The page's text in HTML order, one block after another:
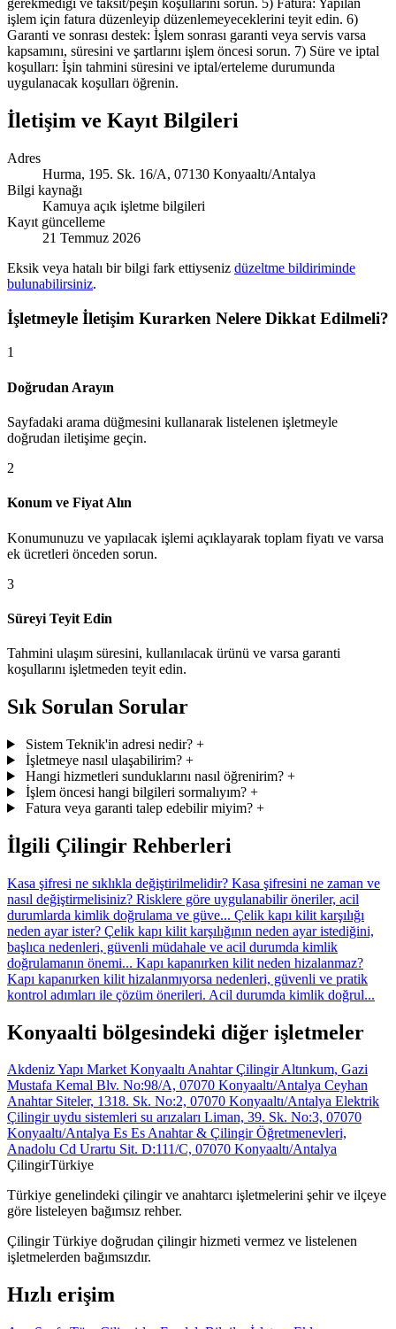
gerekmediği ve taksit/peşin koşullarını sorun. 5) Fatura: Yapılan
işlem için fatura düzenleyip düzenlemeyeceklerini teyit edin. 6)
Garanti ve sonrası destek: İşlem sonrası garanti veya servis varsa
kapsamını, süresini ve şartlarını işlem öncesi sorun. 7) Süre ve iptal
koşulları: İşin tahmini süresini ve iptal/erteleme durumunda
uygulanacak koşulları öğrenin.
İletişim ve Kayıt Bilgileri
Adres
Hurma, 195. Sk. 16/A, 07130 Konyaaltı/Antalya
Bilgi kaynağı
Kamuya açık işletme bilgileri
Kayıt güncelleme
21 Temmuz 2026
Eksik veya hatalı bir bilgi fark ettiyseniz düzeltme bildiriminde
bulunabilirsiniz.
İşletmeyle İletişim Kurarken Nelere Dikkat Edilmeli?
1
Doğrudan Arayın
Sayfadaki arama düğmesini kullanarak listelenen işletmeyle
doğrudan iletişime geçin.
2
Konum ve Fiyat Alın
Konumunuzu ve yapılacak işlemi açıklayarak toplam fiyatı ve varsa
ek ücretleri önceden sorun.
3
Süreyi Teyit Edin
Tahmini ulaşım süresini, kullanılacak ürünü ve varsa garanti
koşullarını işletmeden teyit edin.
Sık Sorulan Sorular
Sistem Teknik'in adresi nedir? +
İşletmeye nasıl ulaşabilirim? +
Hangi hizmetleri sunduklarını nasıl öğrenirim? +
İşlem öncesi hangi bilgileri sormalıyım? +
Fatura veya garanti talep edebilir miyim? +
İlgili Çilingir Rehberleri
Kasa şifresi ne sıklıkla değiştirilmelidir? Kasa şifresini ne zaman ve
nasıl değiştirmelisiniz? Risklere göre uygulanabilir öneriler, acil
durumlarda kimlik doğrulama ve güve... Çelik kapı kilit karşılığı
neden ayar ister? Çelik kapı kilit karşılığının neden ayar istediğini,
başlıca nedenleri, güvenli müdahale ve acil durumda kimlik
doğrulamanın önemi... Kapı kapanırken kilit neden hizalanmaz?
Kapı kapanırken kilit hizalanmıyorsa nedenleri, güvenli ve pratik
kontrol adımları ile çözüm önerileri. Acil durumda kimlik doğrul...
Konyaalti bölgesindeki diğer işletmeler
Akdeniz Yapı Market Konyaaltı Anahtar ÇilingirAltınkum, Gazi
Mustafa Kemal Blv. No:98/A, 07070 Konyaaltı/Antalya Ceyhan
Anahtar Siteler, 1318. Sk. No:2, 07070 Konyaaltı/Antalya Elektrik
Çilingir uydu sistemleri su arızaları Liman, 39. Sk. No:3, 07070
Konyaaltı/Antalya Es Es Anahtar & Çilingir Öğretmenevleri,
Anadolu Cd Urartu Sit. D:111/C, 07070 Konyaaltı/Antalya
ÇilingirTürkiye
Türkiye genelindeki çilingir ve anahtarcı işletmelerini şehir ve ilçeye
göre listeleyen bağımsız rehber.
Çilingir Türkiye doğrudan çilingir hizmeti vermez ve listelenen
işletmelerden bağımsızdır.
Hızlı erişim